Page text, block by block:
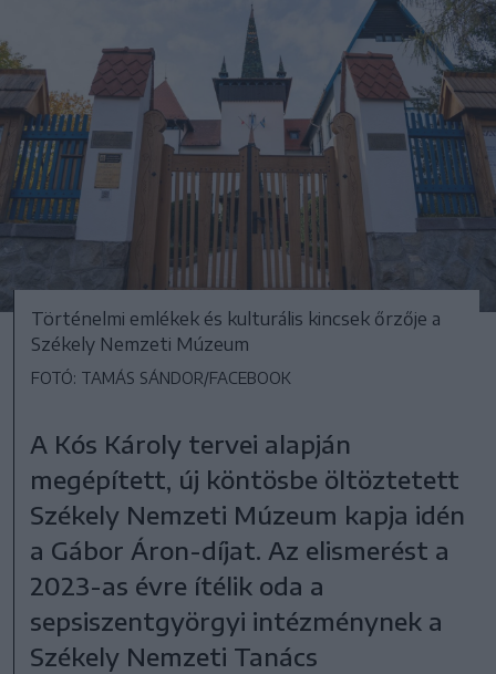
Történelmi emlékek és kulturális kincsek őrzője a
Székely Nemzeti Múzeum
FOTÓ: TAMÁS SÁNDOR/FACEBOOK
A Kós Károly tervei alapján
megépített, új köntösbe öltöztetett
Székely Nemzeti Múzeum kapja idén
a Gábor Áron-díjat. Az elismerést a
2023-as évre ítélik oda a
sepsiszentgyörgyi intézménynek a
Székely Nemzeti Tanács